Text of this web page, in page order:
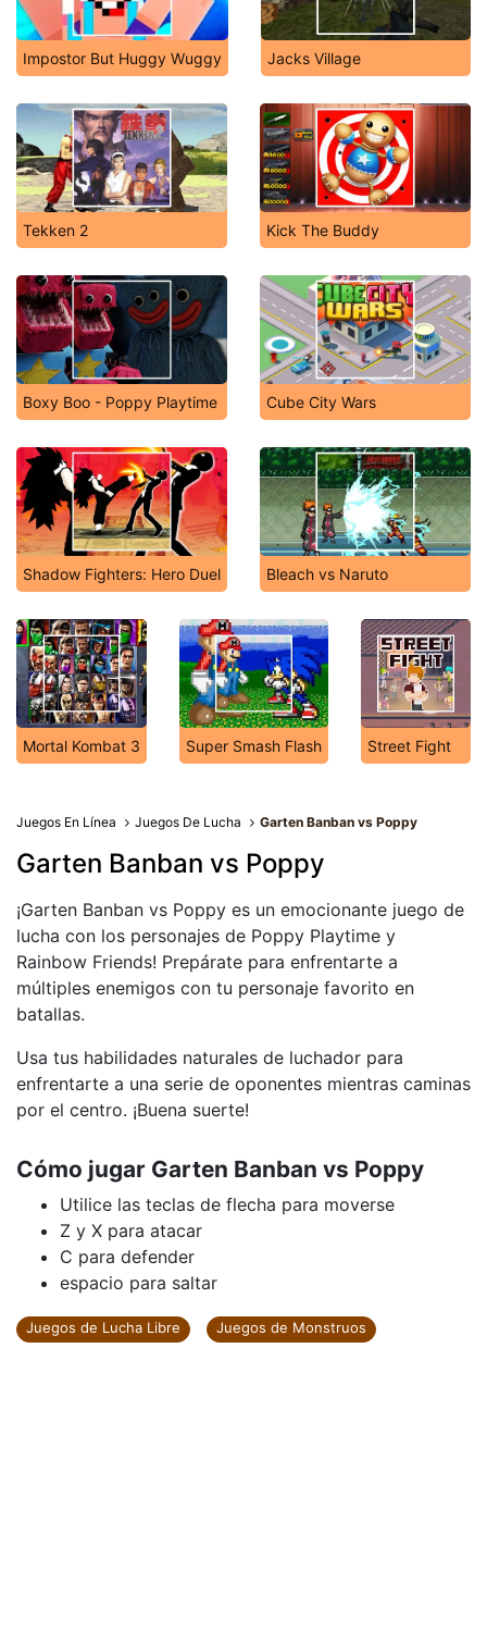
Impostor But Huggy Wuggy Jacks Village
Tekken 2 Kick The Buddy
Boxy Boo - Poppy Playtime Cube City Wars
Shadow Fighters: Hero Duel Bleach vs Naruto
Mortal Kombat 3 Super Smash Flash Street Fight
Juegos En Línea Juegos De Lucha Garten Banban vs Poppy
Garten Banban vs Poppy
¡Garten Banban vs Poppy es un emocionante juego de
lucha con los personajes de Poppy Playtime y
Rainbow Friends! Prepárate para enfrentarte a
múltiples enemigos con tu personaje favorito en
batallas.
Usa tus habilidades naturales de luchador para
enfrentarte a una serie de oponentes mientras caminas
por el centro. ¡Buena suerte!
Cómo jugar Garten Banban vs Poppy
Utilice las teclas de flecha para moverse
Z y X para atacar
C para defender
espacio para saltar
Juegos de Lucha Libre Juegos de Monstruos